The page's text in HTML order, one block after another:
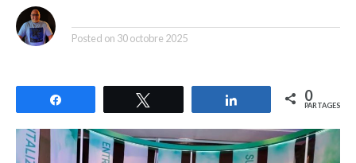
Posted on 30 octobre 2025
Partagez 0
PARTAGES